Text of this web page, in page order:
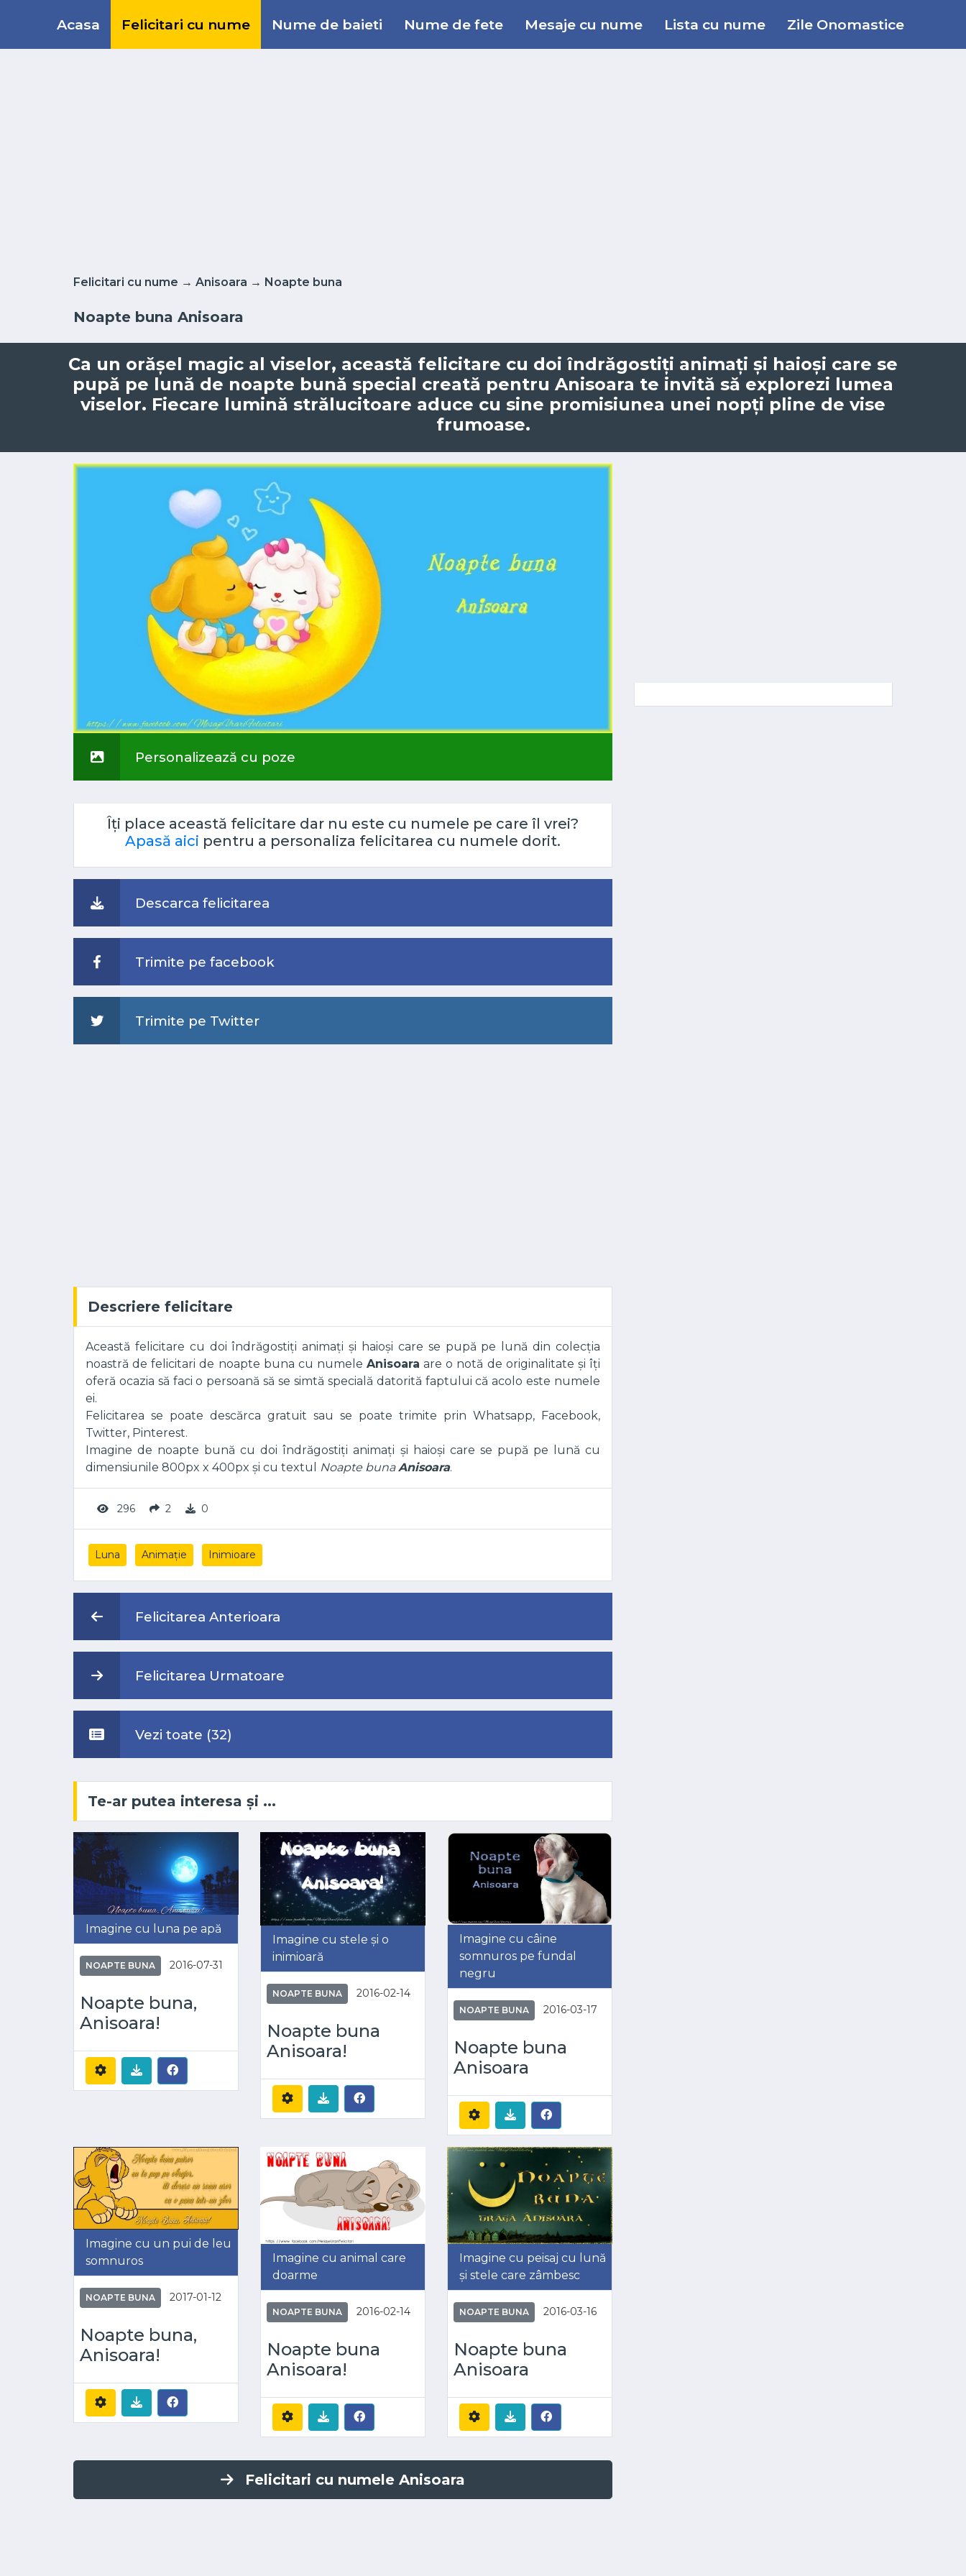
Acasa Felicitari cu nume Nume de baieti Nume de fete Mesaje cu nume Lista cu nume Zile Onomastice
Felicitari cu nume → Anisoara → Noapte buna
Noapte buna Anisoara
Ca un orășel magic al viselor, această felicitare cu doi îndrăgostiți animați și haioși care se
pupă pe lună de noapte bună special creată pentru Anisoara te invită să explorezi lumea
viselor. Fiecare lumină strălucitoare aduce cu sine promisiunea unei nopți pline de vise
frumoase.
Personalizează cu poze
Îți place această felicitare dar nu este cu numele pe care îl vrei?
Apasă aici pentru a personaliza felicitarea cu numele dorit.
Descarca felicitarea
Trimite pe facebook
Trimite pe Twitter
Descriere felicitare
Această felicitare cu doi îndrăgostiți animați și haioși care se pupă pe lună din colecția
noastră de felicitari de noapte buna cu numeleAnisoara are o notă de originalitate și îți
oferă ocazia să faci o persoană să se simtă specială datorită faptului că acolo este numele
ei.
Felicitarea se poate descărca gratuit sau se poate trimite prin Whatsapp, Facebook,
Twitter, Pinterest.
Imagine de noapte bună cu doi îndrăgostiți animați și haioși care se pupă pe lună cu
dimensiunile 800px x 400px și cu textul
Noapte bunaAnisoara.
296 2 0
Luna Animație Inimioare
Felicitarea Anterioara
Felicitarea Urmatoare
Vezi toate (32)
Te-ar putea interesa și ...
Imagine cu luna pe apă
NOAPTE BUNA 2016-07-31
Noapte buna,
Anisoara!
Imagine cu stele și o
inimioară
NOAPTE BUNA 2016-02-14
Noapte buna
Anisoara!
Imagine cu câine
somnuros pe fundal
negru
NOAPTE BUNA 2016-03-17
Noapte buna
Anisoara
Imagine cu un pui de leu
somnuros
NOAPTE BUNA 2017-01-12
Noapte buna,
Anisoara!
Imagine cu animal care
doarme
NOAPTE BUNA 2016-02-14
Noapte buna
Anisoara!
Imagine cu peisaj cu lună
și stele care zâmbesc
NOAPTE BUNA 2016-03-16
Noapte buna
Anisoara
Felicitari cu numele Anisoara